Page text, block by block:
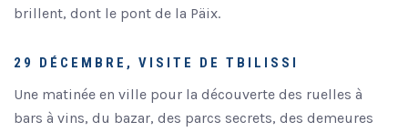
brillent, dont le pont de la Päix.
29 DÉCEMBRE, VISITE DE TBILISSI
Une matinée en ville pour la découverte des ruelles à
bars à vins, du bazar, des parcs secrets, des demeures